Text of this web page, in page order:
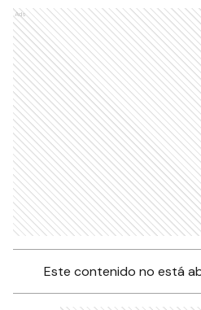
Ads
Este contenido no está